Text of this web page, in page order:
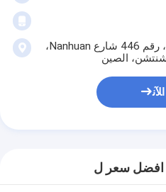
12F، الكتلة B، Xingzhan Plaza، رقم 446 شارع Nanhuan،
افضل سعر ل